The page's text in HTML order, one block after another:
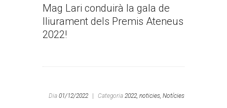
Mag Lari conduirà la gala de
lliurament dels Premis Ateneus
2022!
Dia 01/12/2022 | Categoria 2022, noticies, Notícies